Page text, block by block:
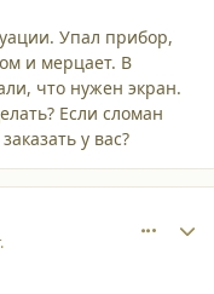
Упал прибор,
и мерцает. В
что нужен экран.
Если сломан
у вас?